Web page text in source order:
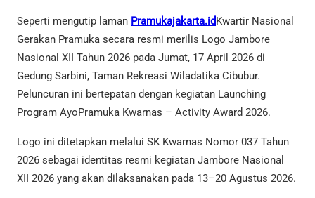
Seperti mengutip laman Pramukajakarta.id Kwartir Nasional
Gerakan Pramuka secara resmi merilis Logo Jambore
Nasional XII Tahun 2026 pada Jumat, 17 April 2026 di
Gedung Sarbini, Taman Rekreasi Wiladatika Cibubur.
Peluncuran ini bertepatan dengan kegiatan Launching
Program AyoPramuka Kwarnas – Activity Award 2026.
Logo ini ditetapkan melalui SK Kwarnas Nomor 037 Tahun
2026 sebagai identitas resmi kegiatan Jambore Nasional
XII 2026 yang akan dilaksanakan pada 13–20 Agustus 2026.